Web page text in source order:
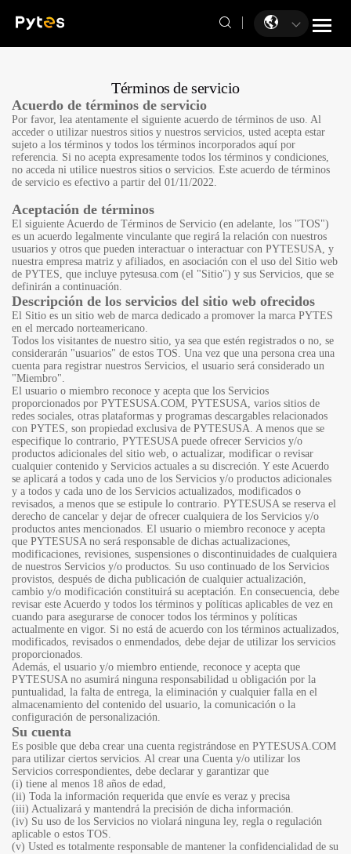
Términos de servicio
Acuerdo de términos de servicio
Por favor, lea atentamente el siguiente acuerdo de términos de uso. Al
acceder o utilizar nuestros sitios y nuestros servicios, usted acepta estar
sujeto a los términos y todos los términos incorporados aquí por
referencia. Si no acepta expresamente todos los términos y condiciones,
no acceda ni utilice nuestros sitios o servicios. Este acuerdo de términos
de servicio es efectivo a partir del 01/11/2022.
Aceptación de términos
El siguiente Acuerdo de Términos de Servicio (en adelante, los "TOS")
es un acuerdo legalmente vinculante que regirá la relación con nuestros
usuarios y otros que pueden interactuar o interactuar con PYTESUSA, y
nuestra empresa matriz y afiliados, en asociación con el uso del Sitio web
de PYTES, que incluye pytesusa.com (el "Sitio") y sus Servicios, que se
definirán a continuación.
Descripción de los servicios del sitio web ofrecidos
El Sitio es un sitio web de marca dedicado a promover la marca PYTES
en el mercado norteamericano.
Todos los visitantes de nuestro sitio, ya sea que estén registrados o no, se
considerarán "usuarios" de estos TOS. Una vez que una persona crea una
cuenta para registrar nuestros Servicios, el usuario será considerado un
"Miembro".
El usuario o miembro reconoce y acepta que los Servicios
proporcionados por PYTESUSA.COM, PYTESUSA, varios sitios de
redes sociales, otras plataformas y programas descargables relacionados
con PYTES, son propiedad exclusiva de PYTESUSA. A menos que se
especifique lo contrario, PYTESUSA puede ofrecer Servicios y/o
productos adicionales del sitio web, o actualizar, modificar o revisar
cualquier contenido y Servicios actuales a su discreción. Y este Acuerdo
se aplicará a todos y cada uno de los Servicios y/o productos adicionales
y a todos y cada uno de los Servicios actualizados, modificados o
revisados, a menos que se estipule lo contrario. PYTESUSA se reserva el
derecho de cancelar y dejar de ofrecer cualquiera de los Servicios y/o
productos antes mencionados. El usuario o miembro reconoce y acepta
que PYTESUSA no será responsable de dichas actualizaciones,
modificaciones, revisiones, suspensiones o discontinuidades de cualquiera
de nuestros Servicios y/o productos. Su uso continuado de los Servicios
provistos, después de dicha publicación de cualquier actualización,
cambio y/o modificación constituirá su aceptación. En consecuencia, debe
revisar este Acuerdo y todos los términos y políticas aplicables de vez en
cuando para asegurarse de conocer todos los términos y políticas
actualmente en vigor. Si no está de acuerdo con los términos actualizados,
modificados, revisados o enmendados, debe dejar de utilizar los servicios
proporcionados.
Además, el usuario y/o miembro entiende, reconoce y acepta que
PYTESUSA no asumirá ninguna responsabilidad u obligación por la
puntualidad, la falta de entrega, la eliminación y cualquier falla en el
almacenamiento del contenido del usuario, la comunicación o la
configuración de personalización.
Su cuenta
Es posible que deba crear una cuenta registrándose en PYTESUSA.COM
para utilizar ciertos servicios. Al crear una Cuenta y/o utilizar los
Servicios correspondientes, debe declarar y garantizar que
(i) tiene al menos 18 años de edad,
(ii) Toda la información requerida que envíe es veraz y precisa
(iii) Actualizará y mantendrá la precisión de dicha información.
(iv) Su uso de los Servicios no violará ninguna ley, regla o regulación
aplicable o estos TOS.
(v) Usted es totalmente responsable de mantener la confidencialidad de su